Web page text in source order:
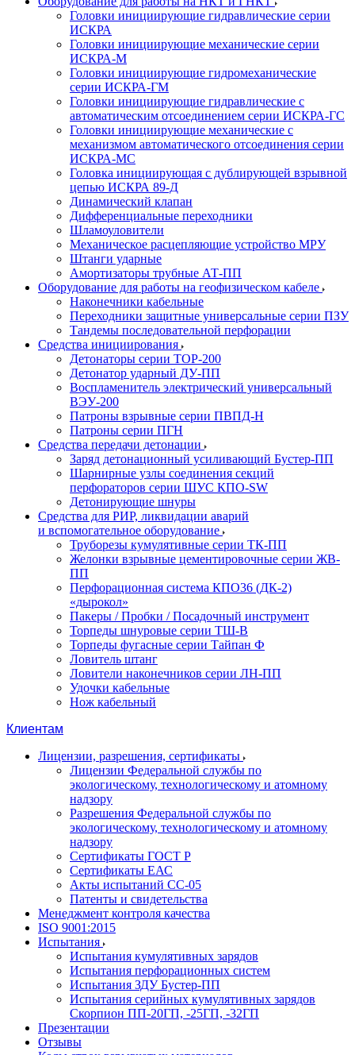
Головки инициирующие гидравлические серии
ИСКРА
Головки инициирующие механические серии
ИСКРА-М
Головки инициирующие гидромеханические
серии ИСКРА-ГМ
Головки инициирующие гидравлические с
автоматическим отсоединением серии ИСКРА-ГС
Головки инициирующие механические с
механизмом автоматического отсоединения серии
ИСКРА-МС
Головка инициирующая с дублирующей взрывной
цепью ИСКРА 89-Д
Динамический клапан
Дифференциальные переходники
Шламоуловители
Механическое расцепляющие устройство МРУ
Штанги ударные
Амортизаторы трубные АТ-ПП
Оборудование для работы на геофизическом кабеле
Наконечники кабельные
Переходники защитные универсальные серии ПЗУ
Тандемы последовательной перфорации
Средства инициирования
Детонаторы серии ТОР-200
Детонатор ударный ДУ-ПП
Воспламенитель электрический универсальный
ВЭУ-200
Патроны взрывные серии ПВПД-Н
Патроны серии ПГН
Средства передачи детонации
Заряд детонационный усиливающий Бустер-ПП
Шарнирные узлы соединения секций
перфораторов серии ШУС КПО-SW
Детонирующие шнуры
Средства для РИР, ликвидации аварий
и вспомогательное оборудование
Труборезы кумулятивные серии ТК-ПП
Желонки взрывные цементировочные серии ЖВ-
ПП
Перфорационная система КПО36 (ДК-2)
«дырокол»
Пакеры / Пробки / Посадочный инструмент
Торпеды шнуровые серии ТШ-В
Торпеды фугасные серии Тайпан Ф
Ловитель штанг
Ловители наконечников серии ЛН-ПП
Удочки кабельные
Нож кабельный
Клиентам
Лицензии, разрешения, сертификаты
Лицензии Федеральной службы по
экологическому, технологическому и атомному
надзору
Разрешения Федеральной службы по
экологическому, технологическому и атомному
надзору
Сертификаты ГОСТ Р
Сертификаты ЕАС
Акты испытаний СС-05
Патенты и свидетельства
Менеджмент контроля качества
ISO 9001:2015
Испытания
Испытания кумулятивных зарядов
Испытания перфорационных систем
Испытания ЗДУ Бустер-ПП
Испытания серийных кумулятивных зарядов
Скорпион ПП-20ГП, -25ГП, -32ГП
Презентации
Отзывы